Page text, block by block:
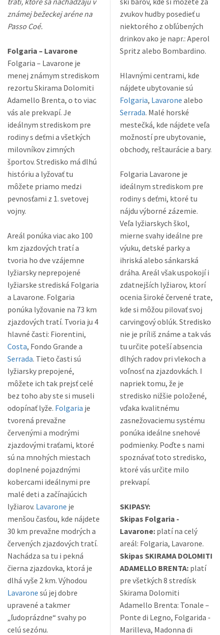
známej bežeckej aréne na
Passo Coé.
Folgaria – Lavarone
Folgaria – Lavarone je
menej známym strediskom
rezortu Skirama Dolomiti
Adamello Brenta, o to viac
vás ale prekvapí. Je
ideálnym strediskom pre
rodiny s deťmi a všetkých
milovníkov zimných
športov. Stredisko má dlhú
históriu a lyžovať tu
môžete priamo medzi
pevnosťami z 1. svetovej
vojny.
Areál ponúka viac ako 100
km zjazdových tratí a
tvoria ho dve vzájemne
lyžiarsky neprepojené
lyžiarske strediská Folgaria
a Lavarone. Folgaria
ponúka lyžovanie na 73 km
zjazdových tratí. Tvoria ju 4
hlavné časti: Fiorentini,
Costa, Fondo Grande a
Serrada. Tieto časti sú
lyžiarsky prepojené,
môžete ich tak prejsť celé
bez toho aby ste si museli
odopínať lyže. Folgaria
tvorená prevažne
červenými a modrými
zjazdovými traťami, ktoré
sú na mnohých miestach
doplnené pojazdnými
kobercami ideálnymi pre
malé deti a začínajúcich
lyžiarov. Lavarone
menšou časťou, kde nájdete
30 km prevažne modrých a
červených zjazdových tratí.
Nachádza sa tu i pekná
čierna zjazdovka, ktorá je
dlhá vyše 2 km. Výhodou
Lavarone sú jej dobre
upravené a takmer
„ľudoprázdne“ svahy po
celú sezónu.
zvukov hudby posedieť u
niektorého z obľúbených
drinkov ako je napr.: Aperol
Spritz alebo Bombardino.
Hlavnými centrami, kde
nájdete ubytovanie sú
Folgaria, Lavarone alebo
Serrada. Malé horské
mestečká, kde nájdete veľa
možností pre ubytovanie,
obchody, reštaurácie a bary.
Folgaria Lavarone je
ideálnym strediskom pre
rodiny s deťmi, ktoré tu
nájdu výborné zázemie.
Veľa lyžiarskych škol,
mierne svahy ideálne pre
výuku, detské parky a
ihriská alebo sánkarská
dráha. Areál však uspokojí i
zdatnejších lyžiarov, ktorí
ocenia široké červené trate,
kde si môžou pilovať svoj
carvingový oblúk. Stredisko
nie je príliš známe a tak vás
tu určite poteší absencia
dlhých radov pri vlekoch a
voľnosť na zjazdovkách. I
napriek tomu, že je
stredisko nižšie položené,
vďaka kvalitnému
zasnežovaciemu systému
ponúka ideálne snehové
podmienky. Poďte s nami
spoznávať toto stredisko,
ktoré vás určite milo
prekvapí.
SKIPASY:
Skipas Folgaria -
Lavarone: platí na celý
areál: Folgaria, Lavarone.
Skipas SKIRAMA DOLOMITI
ADAMELLO BRENTA: platí
pre všetkých 8 stredísk
Skirama Dolomiti
Adamello Brenta: Tonale –
Ponte di Legno, Folgarida -
Marilleva, Madonna di